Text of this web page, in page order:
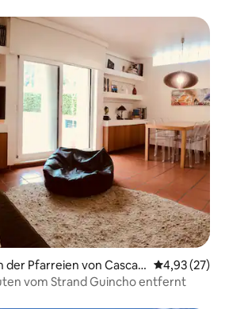
der Pfarreien von Cascais
4,93 (27)
vom Strand Guincho entfernt